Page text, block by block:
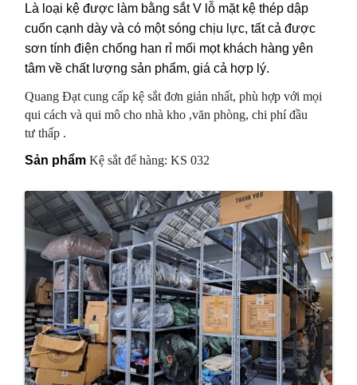
Là loại kệ được làm bằng sắt V lỗ mặt kệ thép dập
cuốn cạnh dày và có một sóng chịu l ực, tất cảđược
sơn tínhđiện chống han rỉ mối mọt khách hàng yên
tâm về chất l ượng sản phẩm, giá cả hợp lý.
Quang Đạt cung cấp kệ sắt đơn giản nhất, phù hợp với mọi
qui cách và qui mô cho nhà kho ,văn phòng, chi phí đầu
tư thấp .
Sản phẩmKệ sắt để hàng: KS 032